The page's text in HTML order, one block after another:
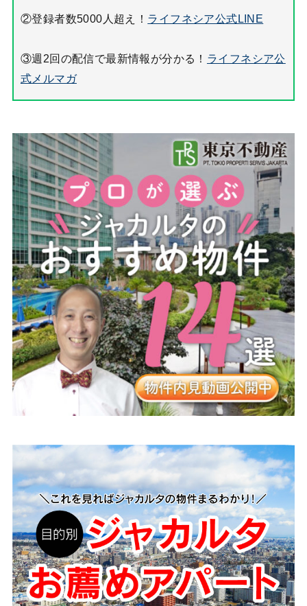
②登録者数5000人超え！ ライフネシア公式LINE
③週2回の配信で最新情報が分かる！ ライフネシア公
式メルマガ